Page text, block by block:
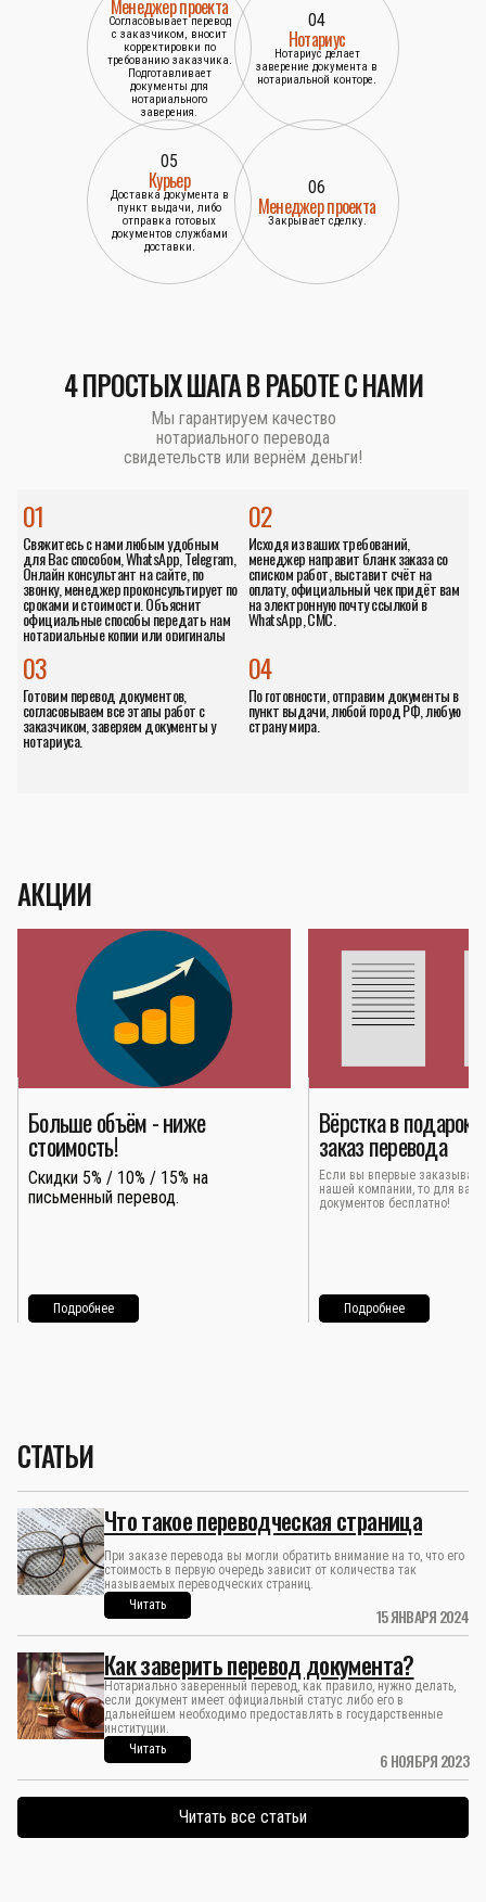
Менеджер проекта
Согласовывает перевод
с заказчиком, вносит
корректировки по
требованию заказчика.
Подготавливает
документы для
нотариального
заверения.
04
Нотариус
Нотариус делает
заверение документа в
нотариальной конторе.
05
Курьер
Доставка документа в
пункт выдачи, либо
отправка готовых
документов службами
доставки.
06
Менеджер проекта
Закрывает сделку.
4 ПРОСТЫХ ШАГА В РАБОТЕ С НАМИ
Мы гарантируем качество
нотариального перевода
свидетельств или вернём деньги!
01
Свяжитесь с нами любым удобным
для Вас способом, WhatsApp, Telegram,
Онлайн консультант на сайте, по
звонку, менеджер проконсультирует по
сроками и стоимости. Объяснит
официальные способы передать нам
нотариальные копии или оригиналы
02
Исходя из ваших требований,
менеджер направит бланк заказа со
списком работ, выставит счёт на
оплату, официальный чек придёт вам
на электронную почту ссылкой в
WhatsApp, СМС.
04
По готовности, отправим документы в
пункт выдачи, любой город РФ, любую
страну мира.
03
Готовим перевод документов,
согласовываем все этапы работ с
заказчиком, заверяем документы у
нотариуса.
АКЦИИ
Больше объём - ниже
стоимость!
Скидки 5% / 10% / 15% на
письменный перевод.
Подробнее
Вёрстка в подарок
заказ перевода
Если вы впервые
нашей компании, то для вас
документов бесплатно!
Подробнее
СТАТЬИ
15 ЯНВАРЯ 2024
Что такое переводческая страница
При заказе перевода вы могли обратить внимание на то, что его
стоимость в первую очередь зависит от количества так
называемых переводческих страниц.
Читать
6 НОЯБРЯ 2023
Как заверить перевод документа?
Нотариально заверенный перевод, как правило, нужно делать,
если документ имеет официальный статус либо его в
дальнейшем необходимо предоставлять в государственные
институции.
Читать
Читать все статьи